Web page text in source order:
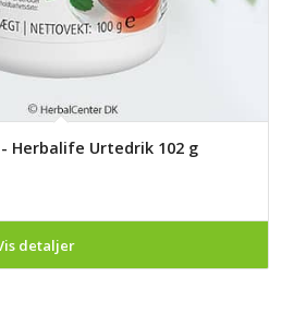
Herbalife Urtedrik 102 g
detaljer